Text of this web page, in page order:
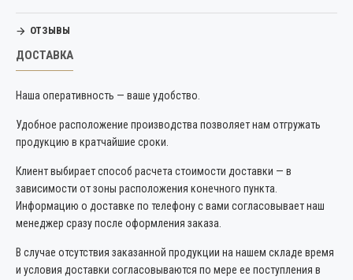
ОТЗЫВЫ
ДОСТАВКА
Наша оперативность — ваше удобство.
Удобное расположение производства позволяет нам отгружать
продукцию в кратчайшие сроки.
Клиент выбирает способ расчета стоимости доставки — в
зависимости от зоны расположения конечного пункта.
Информацию о доставке по телефону с вами согласовывает наш
менеджер сразу после оформления заказа.
В случае отсутствия заказанной продукции на нашем складе время
и условия доставки согласовываются по мере ее поступления в